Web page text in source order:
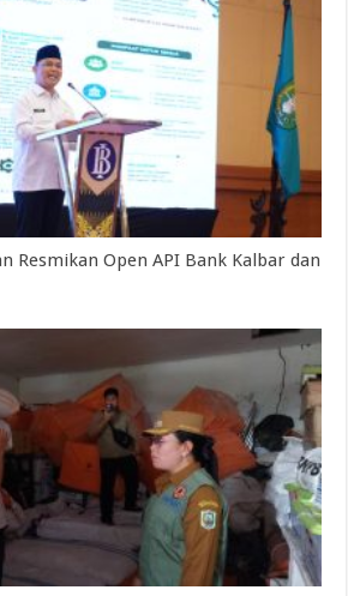
Resmikan Open API Bank Kalbar dan